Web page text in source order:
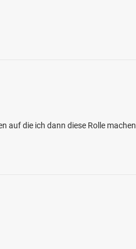
auf die ich dann diese Rolle machen